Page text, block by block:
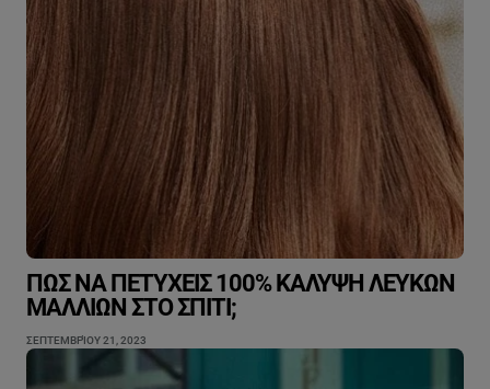
ΠΏΣ ΝΑ ΠΕΤΎΧΕΙΣ 100% ΚΆΛΥΨΗ ΛΕΥΚΏΝ
ΜΑΛΛΙΏΝ ΣΤΟ ΣΠΊΤΙ;
ΣΕΠΤΕΜΒΡΊΟΥ 21, 2023